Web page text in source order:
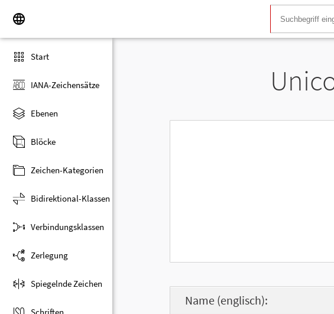
Start
IANA-Zeichensätze
Ebenen
Blöcke
Zeichen-Kategorien
Bidirektional-Klassen
Verbindungsklassen
Zerlegung
Spiegelnde Zeichen
Name (englisch):